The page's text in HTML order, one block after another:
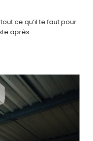
ce qu’il te faut pour
après.